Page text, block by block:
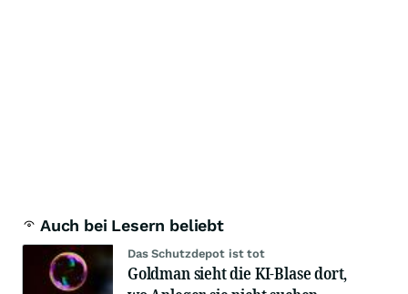
Auch bei Lesern beliebt
Das Schutzdepot ist tot
Goldman sieht die KI-Blase dort,